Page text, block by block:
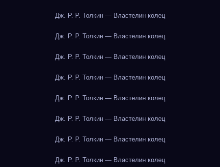
Дж. Р. Р. Толкин — Властелин колец
Дж. Р. Р. Толкин — Властелин колец
Дж. Р. Р. Толкин — Властелин колец
Дж. Р. Р. Толкин — Властелин колец
Дж. Р. Р. Толкин — Властелин колец
Дж. Р. Р. Толкин — Властелин колец
Дж. Р. Р. Толкин — Властелин колец
Дж. Р. Р. Толкин — Властелин колец